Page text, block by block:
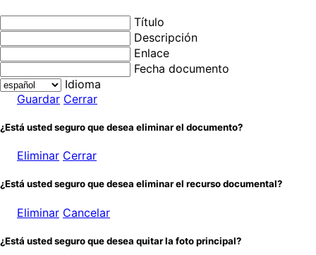
Título
Descripción
Enlace
Fecha documento
Idioma
Guardar Cerrar
¿Está usted seguro que desea eliminar el documento?
Eliminar Cerrar
¿Está usted seguro que desea eliminar el recurso documental?
Eliminar Cancelar
¿Está usted seguro que desea quitar la foto principal?